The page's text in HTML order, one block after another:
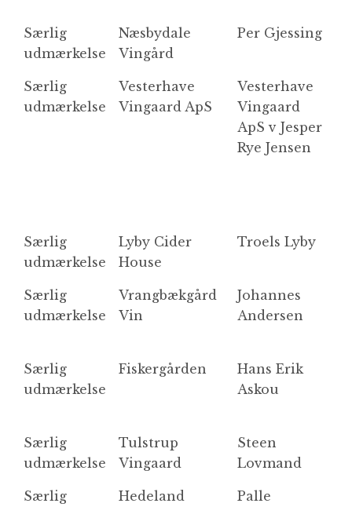
Særlig
udmærkelse
Næsbydale
Vingård
Per Gjessing
Særlig
udmærkelse
Vesterhave
Vingaard ApS
Vesterhave
Vingaard
ApS v Jesper
Rye Jensen
Særlig
udmærkelse
Lyby Cider
House
Troels Lyby
Særlig
udmærkelse
Vrangbækgård
Vin
Johannes
Andersen
Særlig
udmærkelse
Fiskergården
Hans Erik
Askou
Særlig
udmærkelse
Tulstrup
Vingaard
Steen
Lovmand
Særlig
Hedeland
Palle